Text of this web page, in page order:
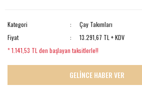
Kategori
Çay Takımları
Fiyat
13.291,67 TL + KDV
* 1.141,53 TL den başlayan taksitlerle!!
GELİNCE HABER VER